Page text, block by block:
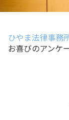
ひやま法律事務
お喜びのアンケ